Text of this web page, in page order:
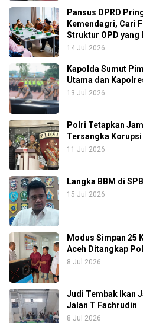
Pansus DPRD
Kemendagri, Cari
Struktur OPD yang
14 Jul 2026
Kapolda Sumut
Utama dan
13 Jul 2026
Polri Tetapkan
Tersangka Korupsi
11 Jul 2026
Langka BBM di
15 Jul 2026
Modus Simpan 25
Aceh Ditangkap
8 Jul 2026
Judi Tembak Ikan
Jalan T Fachrudin
8 Jul 2026